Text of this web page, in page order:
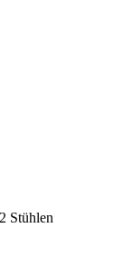
Stühlen